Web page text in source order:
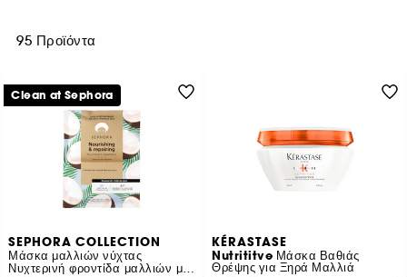
95 Προϊόντα
SEPHORA COLLECTION
Μάσκα μαλλιών νύχτας
Νυχτερινή φροντίδα μαλλιών μάσκα κρέμα + σκουφάκι
Clean at Sephora
KÉRASTASE
Nutrititve Μάσκα Βαθιάς
Θρέψης για Ξηρά Μαλλιά